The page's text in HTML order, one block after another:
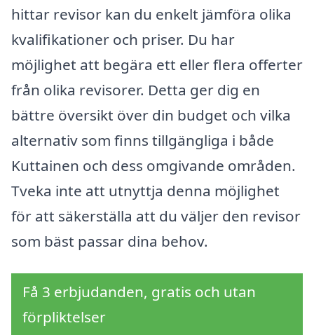
hittar revisor kan du enkelt jämföra olika
kvalifikationer och priser. Du har
möjlighet att begära ett eller flera offerter
från olika revisorer. Detta ger dig en
bättre översikt över din budget och vilka
alternativ som finns tillgängliga i både
Kuttainen och dess omgivande områden.
Tveka inte att utnyttja denna möjlighet
för att säkerställa att du väljer den revisor
som bäst passar dina behov.
Få 3 erbjudanden, gratis och utan
förpliktelser